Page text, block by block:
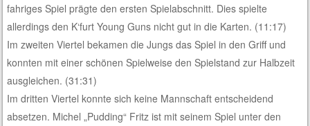
fahriges Spiel prägte den ersten Spielabschnitt. Dies spielte
allerdings den K‘furt Young Guns nicht gut in die Karten. (11:17)
Im zweiten Viertel bekamen die Jungs das Spiel in den Griff und
konnten mit einer schönen Spielweise den Spielstand zur Halbzeit
ausgleichen. (31:31)
Im dritten Viertel konnte sich keine Mannschaft entscheidend
absetzen. Michel „Pudding“ Fritz ist mit seinem Spiel unter den